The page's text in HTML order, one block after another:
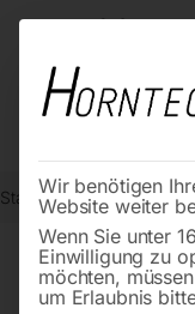
Start Holzbearbeitung
Wir benötigen
Website weiter
Wenn Sie unter
Einwilligung zu
möchten,
um Erlaubnis